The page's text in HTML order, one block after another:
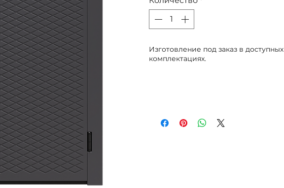
Изготовление под заказ в доступных
комплектациях.